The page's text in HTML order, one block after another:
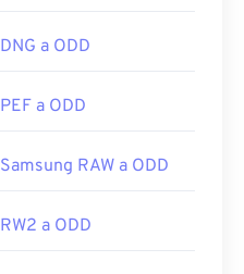
DNG a ODD
PEF a ODD
Samsung RAW a ODD
RW2 a ODD